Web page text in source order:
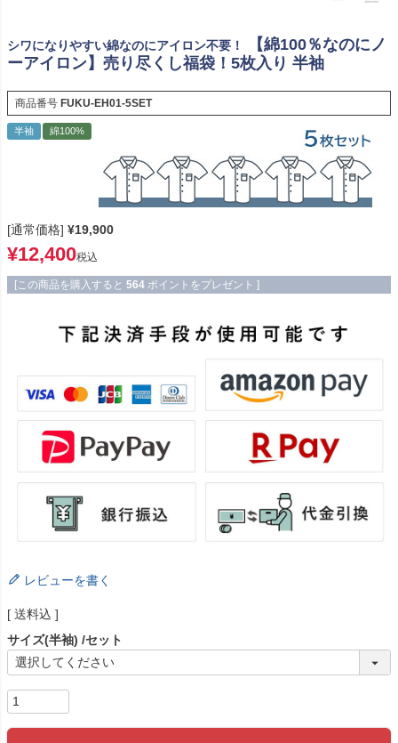
シワになりやすい綿なのにアイロン不要！
【綿100％なのにノ
ーアイロン】売り尽くし福袋！5枚入り 半袖
商品番号 FUKU-EH01-5SET
半袖 綿100%
[通常価格] ¥19,900
¥12,400税込
[この商品を購入すると 564 ポイントをプレゼント ]
レビューを書く
送料込
サイズ(半袖) セット